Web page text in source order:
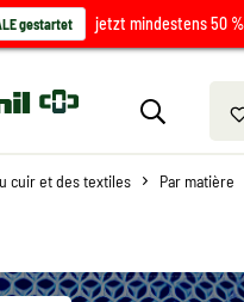
gestartet jetzt mindestens 50
cuir et des textiles Par matière